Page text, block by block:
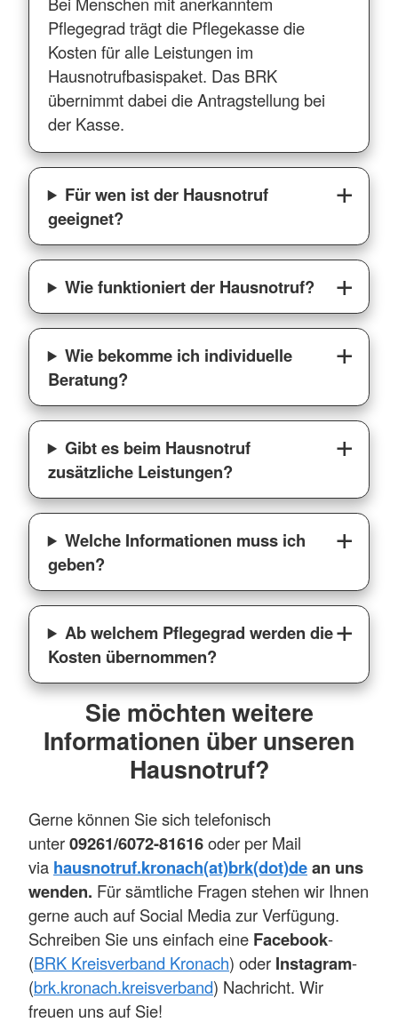
Pflegegrad trägt die Pflegekasse die
Kosten für alle Leistungen im
Hausnotrufbasispaket. Das BRK
übernimmt dabei die Antragstellung bei
der Kasse.
Für wen ist der Hausnotruf
geeignet?
Wie funktioniert der Hausnotruf?
Wie bekomme ich individuelle
Beratung?
Gibt es beim Hausnotruf
zusätzliche Leistungen?
Welche Informationen muss ich
geben?
Ab welchem Pflegegrad werden die
Kosten übernommen?
Sie möchten weitere
Informationen über unseren
Hausnotruf?
Gerne können Sie sich telefonisch
unter09261/6072-81616oder per Mail
via hausnotruf.kronach(at)brk(dot)dean uns
wenden. Für sämtliche Fragen stehen wir Ihnen
gerne auch auf Social Media zur Verfügung.
Schreiben Sie uns einfach eine Facebook-
(BRK Kreisverband Kronach) oder Instagram-
(brk.kronach.kreisverband) Nachricht. Wir
freuen uns auf Sie!